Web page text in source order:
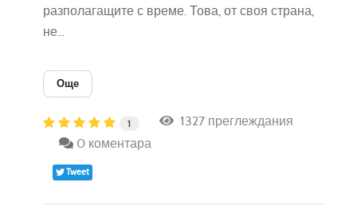
разполагащите с време. Това, от своя страна,
не...
Още
1
1327 преглеждания
0 коментара
Tweet